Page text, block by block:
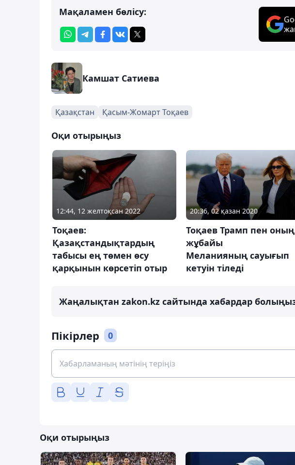
Мақаламен бөлісу:
Камшат Сатиева
Қазақстан Қасым-Жомарт Тоқаев
Оқи отырыңыз
12:44, 12 желтоқсан 2022
Тоқаев:
Қазақстандықтардың
табысы ең төмен өсу
қарқынын көрсетіп отыр
20:36, 02 қазан 2020
Тоқаев Трамп пен оның
жұбайы
Меланияның сауығып
кетуін тіледі
Жаңалықтан zakon.kz сайтында хабардар
Пікірлер 0
Оқи отырыңыз